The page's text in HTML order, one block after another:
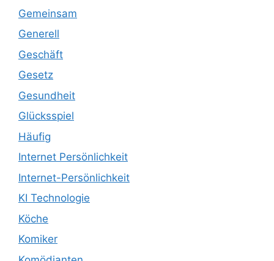
Gemeinsam
Generell
Geschäft
Gesetz
Gesundheit
Glücksspiel
Häufig
Internet Persönlichkeit
Internet-Persönlichkeit
KI Technologie
Köche
Komiker